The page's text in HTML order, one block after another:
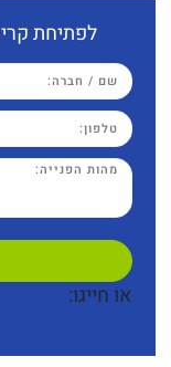
לפתיחת
או חייגו: